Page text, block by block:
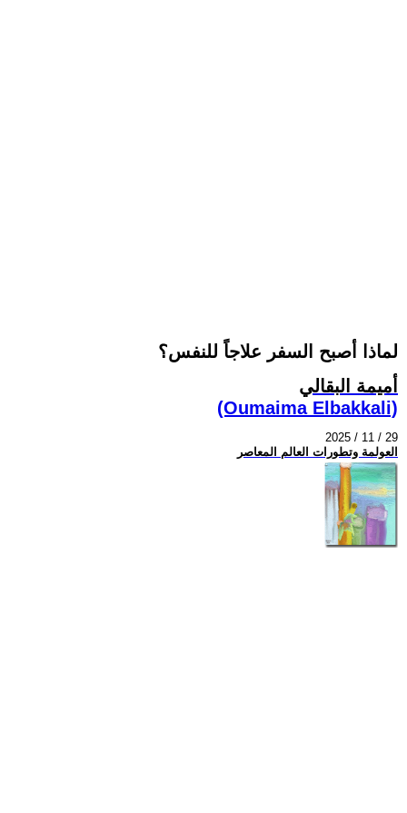
لماذا أصبح السفر علاجاً للنفس؟
أميمة البقالي
(Oumaima Elbakkali)
2025 / 11 / 29
العولمة وتطورات العالم المعاصر